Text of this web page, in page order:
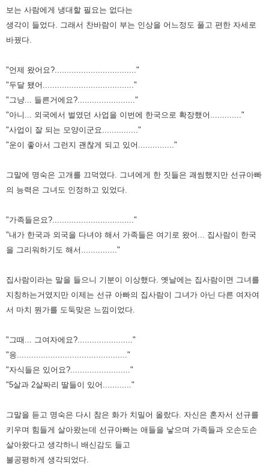
보는 사람에게 냉대할 필요는 없다는
생각이 들었다. 그래서 찬바람이 부는 인상을 어느정도 풀고 편한 자세로
바꿨다.
"언제 왔어요?.................................."
"두달 됐어......................................"
"그냥... 들른거에요?........................"
"아니... 외국에서 벌였던 사업을 이번에 한국으로 확장했어............."
"사업이 잘 되는 모양이군요..............."
"운이 좋아서 그런지 괜찮게 되고 있어..............."
그말에 명숙은 고개를 끄덕였다. 그녀에게 한 짓들은 괘씸했지만 선규아빠
의 능력은 그녀도 인정하고 있었다.
"가족들은요?.................................."
"내가 한국과 외국을 다녀야 해서 가족들은 여기로 왔어... 집사람이 한국
을 그리워하기도 해서..............."
집사람이라는 말을 들으니 기분이 이상했다. 옛날에는 집사람이면 그녀를
지칭하는거였지만 이제는 선규 아빠의 집사람이 그녀가 아닌 다른 여자여
서 마치 뭔가를 도둑맞은 느낌이었다.
"그때... 그여자에요?......................."
"응.............................................."
"자식들은 있어요?........................."
"5살과 2살짜리 딸들이 있어............"
그말을 듣고 명숙은 다시 참은 화가 치밀어 올랐다. 자신은 혼자서 선규를
키우며 힘들게 살아왔는데 선규아빠는 애들을 낳으며 가족들과 오손도손
살아왔다고 생각하니 배신감도 들고
불공평하게 생각되었다.